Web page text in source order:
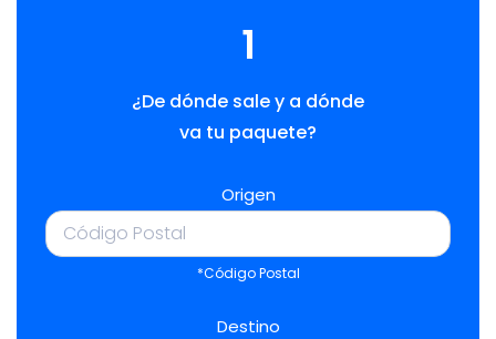
1
¿De dónde sale y a dónde
va tu paquete?
Origen
*Código Postal
Destino